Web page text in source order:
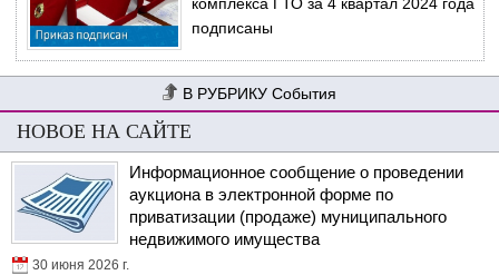
комплекса ГТО за 4 квартал 2024 года
подписаны
События
НОВОЕ НА САЙТЕ
Информационное сообщение о проведении
аукциона в электронной форме по
приватизации (продаже) муниципального
недвижимого имущества
30 июня 2026 г.